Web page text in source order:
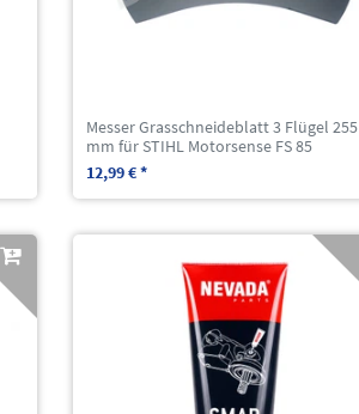
Messer Grasschneideblatt 3 Flügel 255
mm für STIHL Motorsense FS 85
12,99 € *